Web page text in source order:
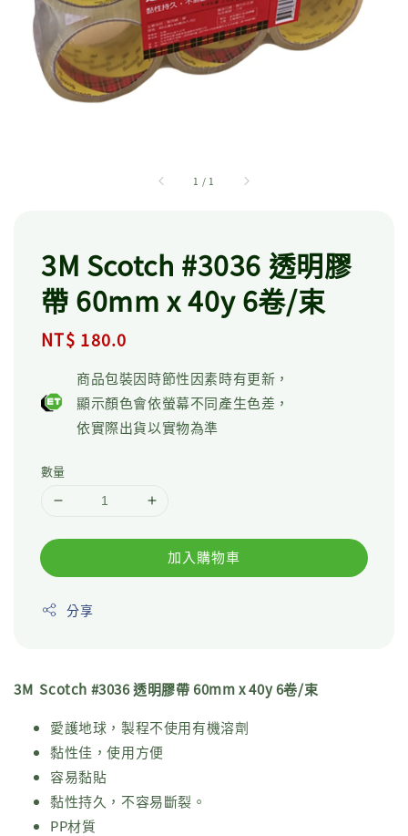
1 / 1
3M Scotch #3036 透明膠
帶 60mm x 40y 6卷/束
Regular
NT$ 180.0
商品包裝因時節性因素時有更新，
顯示顏色會依螢幕不同產生色差，
依實際出貨以實物為準
數量
加入購物車
分享
3M Scotch #3036 透明膠帶 60mm x 40y 6卷/束
愛護地球，製程不使用有機溶劑
黏性佳，使用方便
容易黏貼
黏性持久，不容易斷裂。
PP材質